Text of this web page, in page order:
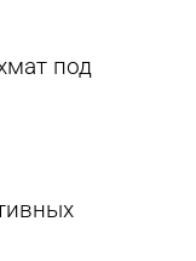
под